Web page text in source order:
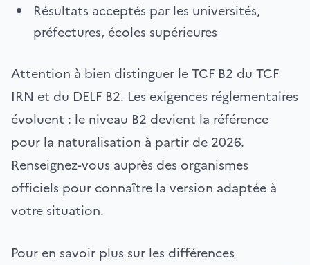
Résultats acceptés par les universités,
préfectures, écoles supérieures
Attention à bien distinguer le TCF B2 du TCF
IRN et du DELF B2. Les exigences réglementaires
évoluent : le niveau B2 devient la référence
pour la naturalisation à partir de 2026.
Renseignez-vous auprès des organismes
officiels pour connaître la version adaptée à
votre situation.
Pour en savoir plus sur les différences